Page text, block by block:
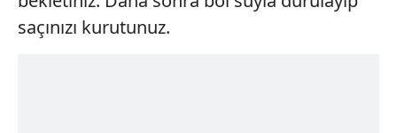
saçınızı kurutunuz.